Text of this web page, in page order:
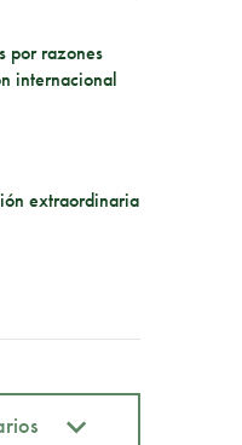
por razones
internacional
extraordinaria